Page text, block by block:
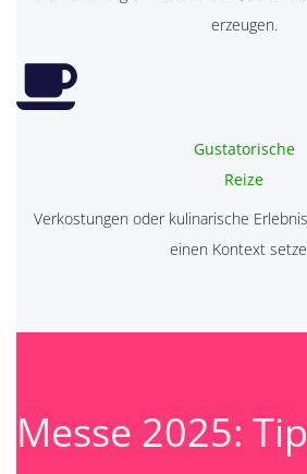
erzeugen.
Gustatorische
Reize
Verkostungen oder kulinarische
einen Kontext
Messe 2025: